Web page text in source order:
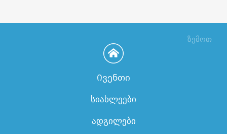
ზემოთ
Ივენთი
სიახლეები
ადგილები